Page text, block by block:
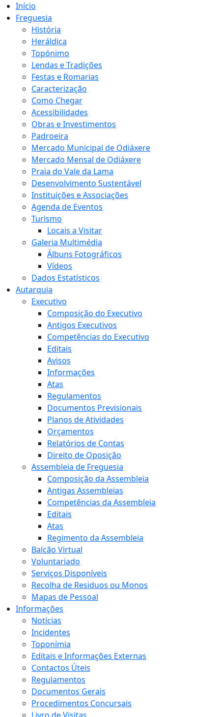
Início
Freguesia
História
Heráldica
Topónimo
Lendas e Tradições
Festas e Romarias
Caracterização
Como Chegar
Acessibilidades
Obras e Investimentos
Padroeira
Mercado Municipal de Odiáxere
Mercado Mensal de Odiáxere
Praia do Vale da Lama
Desenvolvimento Sustentável
Instituições e Associações
Agenda de Eventos
Turismo
Locais a Visitar
Galeria Multimédia
Álbuns Fotográficos
Vídeos
Dados Estatísticos
Autarquia
Executivo
Composição do Executivo
Antigos Executivos
Competências do Executivo
Editais
Avisos
Informações
Atas
Regulamentos
Documentos Previsionais
Planos de Atividades
Orçamentos
Relatórios de Contas
Direito de Oposição
Assembleia de Freguesia
Composição da Assembleia
Antigas Assembleias
Competências da Assembleia
Editais
Atas
Regimento da Assembleia
Balcão Virtual
Voluntariado
Serviços Disponíveis
Recolha de Residuos ou Monos
Mapas de Pessoal
Informações
Notícias
Incidentes
Toponímia
Editais e Informações Externas
Contactos Úteis
Regulamentos
Documentos Gerais
Procedimentos Concursais